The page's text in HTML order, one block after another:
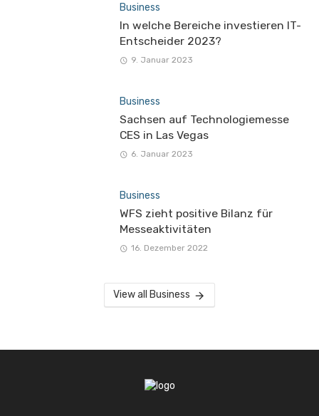
Business
In welche Bereiche investieren IT-
Entscheider 2023?
9. Januar 2023
Business
Sachsen auf Technologiemesse
CES in Las Vegas
6. Januar 2023
Business
WFS zieht positive Bilanz für
Messeaktivitäten
16. Dezember 2022
View all Business